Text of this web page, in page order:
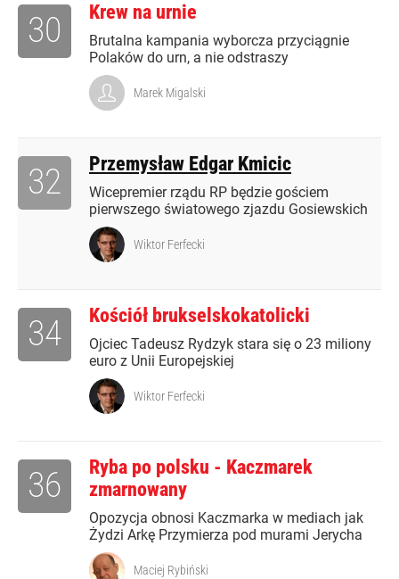
Krew na urnie
Brutalna kampania wyborcza przyciągnie
Polaków do urn, a nie odstraszy
30
Marek Migalski
Przemysław Edgar Kmicic
Wicepremier rządu RP będzie gościem
pierwszego światowego zjazdu Gosiewskich
32
Wiktor Ferfecki
Kościół brukselskokatolicki
Ojciec Tadeusz Rydzyk stara się o 23 miliony
euro z Unii Europejskiej
34
Wiktor Ferfecki
Ryba po polsku - Kaczmarek
zmarnowany
Opozycja obnosi Kaczmarka w mediach jak
Żydzi Arkę Przymierza pod murami Jerycha
36
Maciej Rybiński